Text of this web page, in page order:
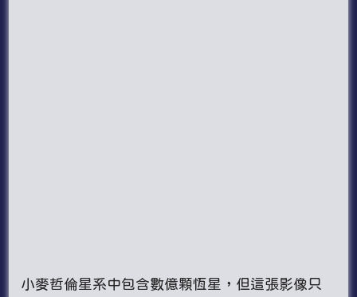
小麥哲倫星系中包含數億顆恆星，但這張影像只